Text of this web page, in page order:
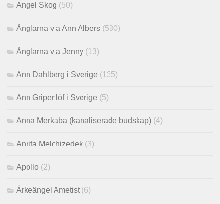
Angel Skog (50)
Änglarna via Ann Albers (580)
Änglarna via Jenny (13)
Ann Dahlberg i Sverige (135)
Ann Gripenlöf i Sverige (5)
Anna Merkaba (kanaliserade budskap) (4)
Anrita Melchizedek (3)
Apollo (2)
Ärkeängel Ametist (6)